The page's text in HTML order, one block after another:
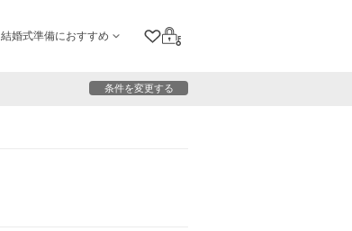
結婚式準備におすすめ
クリップリスト
ログイン
条件を変更する